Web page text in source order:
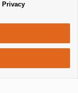
Privacy